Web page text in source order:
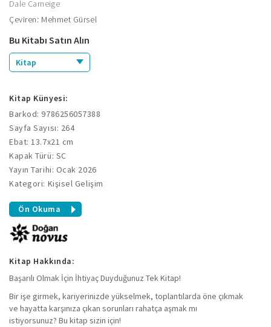
Dale Carneige
Çeviren: Mehmet Gürsel
Bu Kitabı Satın Alın
Kitap
Kitap Künyesi:
Barkod: 9786256057388
Sayfa Sayısı: 264
Ebat: 13.7x21 cm
Kapak Türü: SC
Yayın Tarihi: Ocak 2026
Kategori: Kişisel Gelişim
Ön Okuma
Kitap Hakkında:
Başarılı Olmak İçin İhtiyaç Duyduğunuz Tek Kitap!
Bir işe girmek, kariyerinizde yükselmek, toplantılarda öne çıkmak
ve hayatta karşınıza çıkan sorunları rahatça aşmak mı
istiyorsunuz? Bu kitap sizin için!